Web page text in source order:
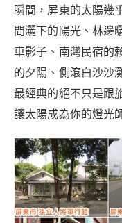
瞬間，屏東的太陽幾
間灑下的陽光、林邊
車影子、南灣民宿的
的夕陽、側滾白沙沙
最經典的絕不只是跟
讓太陽成為你的燈光